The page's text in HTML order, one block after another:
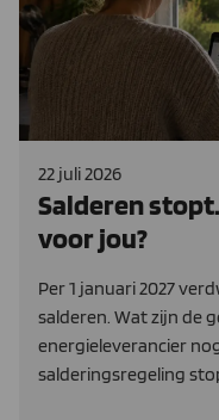
22 juli 2026
Salderen
voor jou?
Per 1 januari 2027
salderen. Wat zijn de
energieleverancier
salderingsregeling